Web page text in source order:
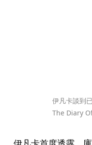
伊凡卡談到
The Diary Of